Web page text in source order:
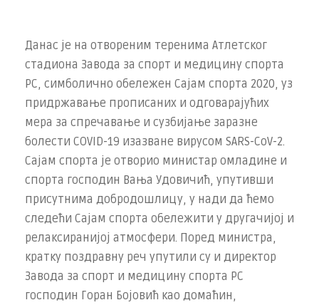
Данас је на отвореним теренима Атлетског
стадиона Завода за спорт и медицину спорта
РС, симболично обележен Сајам спорта 2020, уз
придржавање прописаних и одговарајућих
мера за спречавање и сузбијање заразне
болести COVID-19 изазване вирусом SARS-CoV-2.
Сајам спорта је отворио министар омладине и
спорта господин Вања Удовичић, упутивши
присутнима добродошлицу, у нади да ћемо
следећи Сајам спорта обележити у другачијој и
релаксиранијој атмосфери. Поред министра,
кратку поздравну реч упутили су и директор
Завода за спорт и медицину спорта РС
господин Горан Бојовић као домаћин,